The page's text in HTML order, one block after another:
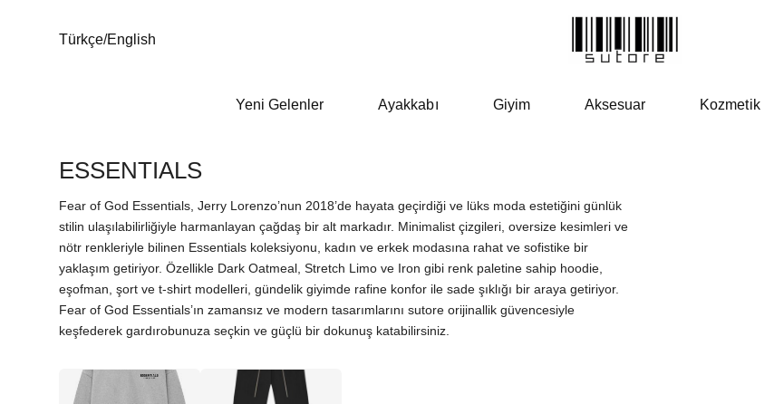
Türkçe/English
Yeni Gelenler Ayakkabı Giyim Aksesuar Kozmetik
ESSENTIALS
Fear of God Essentials, Jerry Lorenzo’nun 2018’de hayata geçirdiği ve lüks moda estetiğini günlük
stilin ulaşılabilirliğiyle harmanlayan çağdaş bir alt markadır. Minimalist çizgileri, oversize kesimleri ve
nötr renkleriyle bilinen Essentials koleksiyonu, kadın ve erkek modasına rahat ve sofistike bir
yaklaşım getiriyor. Özellikle Dark Oatmeal, Stretch Limo ve Iron gibi renk paletine sahip hoodie,
eşofman, şort ve t-shirt modelleri, gündelik giyimde rafine konfor ile sade şıklığı bir araya getiriyor.
Fear of God Essentials’ın zamansız ve modern tasarımlarını sutore orijinallik güvencesiyle
keşfederek gardırobunuza seçkin ve güçlü bir dokunuş katabilirsiniz.